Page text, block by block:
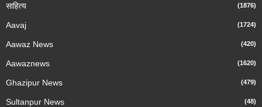
साहित्य (1876)
Aavaj (1724)
Aawaz News (420)
Aawaznews (1620)
Ghazipur News (479)
Sultanpur News (48)